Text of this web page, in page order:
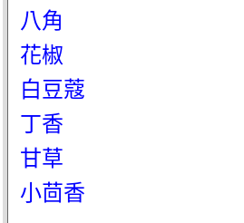
八角
花椒
白豆蔻
丁香
甘草
小茴香